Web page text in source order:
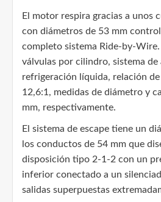
El motor respira gracias a unos
con diámetros de 53 mm
completo sistema Ride-by-
válvulas por cilindro, sistema de
refrigeración líquida, relación
12,6:1, medidas de diámetro y
mm, respectivamente.
El sistema de escape tiene un
los conductos de 54 mm que
disposición tipo 2-1-2 con un
inferior conectado a un
salidas superpuestas